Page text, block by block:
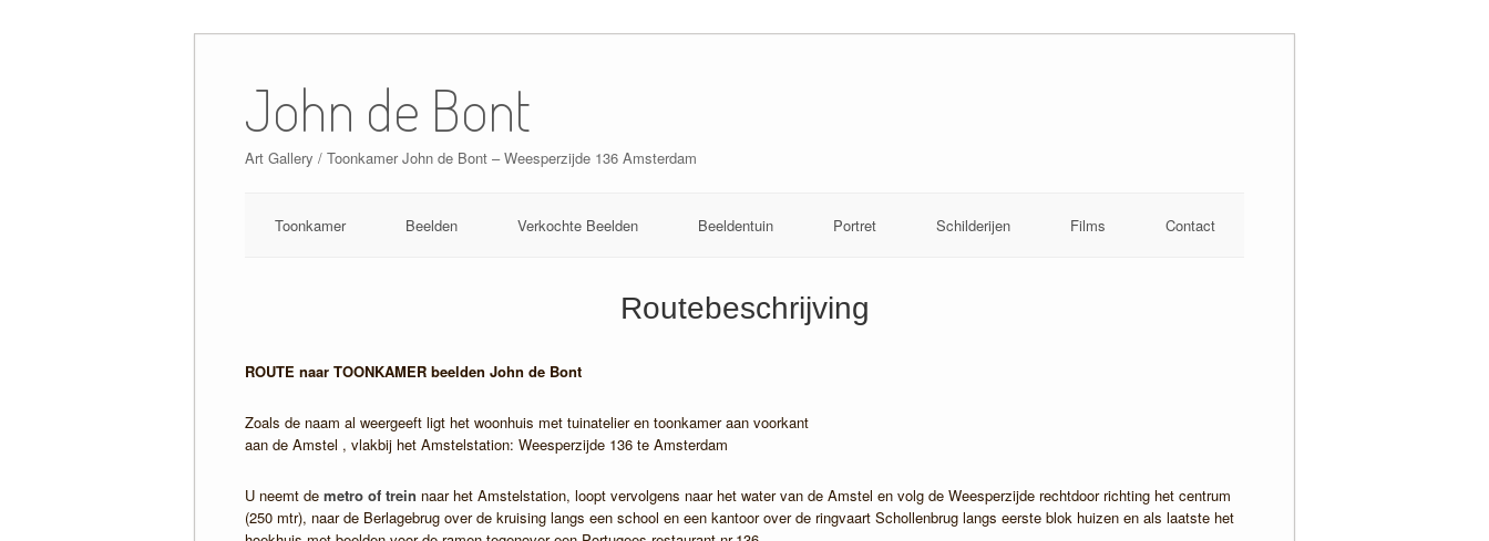
content
John de Bont
Art Gallery / Toonkamer John de Bont – Weesperzijde 136 Amsterdam
Toonkamer Beelden Verkochte Beelden Beeldentuin Portret Schilderijen Films Contact
Routebeschrijving
ROUTE naar TOONKAMER beelden John de Bont
Zoals de naam al weergeeft ligt het woonhuis met tuinatelier en toonkamer aan voorkant
aan de Amstel , vlakbij het Amstelstation: Weesperzijde 136 te Amsterdam
U neemt de metro of trein naar het Amstelstation, loopt vervolgens naar het water van de Amstel en volg de Weesperzijde rechtdoor richting het centrum
(250 mtr), naar de Berlagebrug over de kruising langs een school en een kantoor over de ringvaart Schollenbrug langs eerste blok huizen en als laatste het